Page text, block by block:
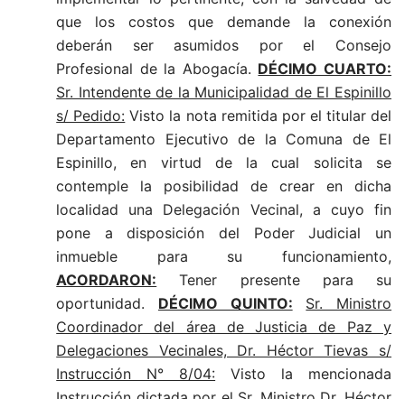
que los costos que demande la conexión
deberán ser asumidos por el Consejo
Profesional de la Abogacía. DÉCIMO CUARTO:
Sr. Intendente de la Municipalidad de El Espinillo
s/ Pedido: Visto la nota remitida por el titular del
Departamento Ejecutivo de la Comuna de El
Espinillo, en virtud de la cual solicita se
contemple la posibilidad de crear en dicha
localidad una Delegación Vecinal, a cuyo fin
pone a disposición del Poder Judicial un
inmueble para su funcionamiento,
ACORDARON: Tener presente para su
oportunidad. DÉCIMO QUINTO:
Sr. Ministro
Coordinador del área de Justicia de Paz y
Delegaciones Vecinales, Dr. Héctor Tievas s/
Instrucción N° 8/04: Visto la mencionada